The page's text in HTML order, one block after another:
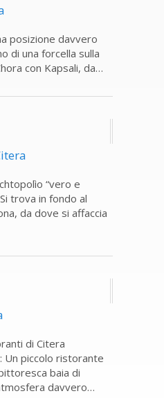
posizione davvero
di una forcella sulla
con Kapsali, da…
“vero e
trova in fondo al
da dove si affaccia
di Citera
Un piccolo ristorante
baia di
davvero…